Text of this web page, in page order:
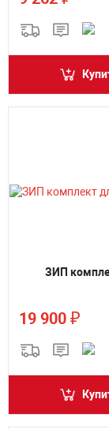
ЗИП
19 900 ₽